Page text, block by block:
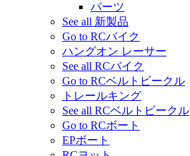
パーツ
See all 新製品
Go to RCバイク
ハングオン レーサー
See all RCバイク
Go to RCベルトビークル
トレールキング
See all RCベルトビークル
Go to RCボート
EPボート